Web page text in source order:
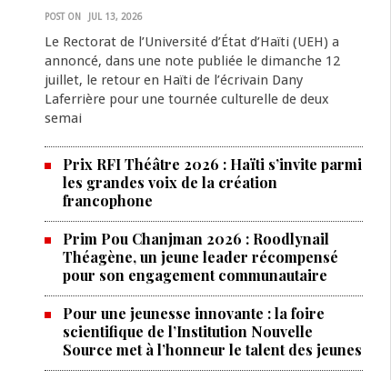
POST ON JUL 13, 2026
Le Rectorat de l’Université d’État d’Haïti (UEH) a
annoncé, dans une note publiée le dimanche 12
juillet, le retour en Haïti de l’écrivain Dany
Laferrière pour une tournée culturelle de deux
semai
Prix RFI Théâtre 2026 : Haïti s’invite parmi
les grandes voix de la création
francophone
Prim Pou Chanjman 2026 : Roodlynail
Théagène, un jeune leader récompensé
pour son engagement communautaire
Pour une jeunesse innovante : la foire
scientifique de l’Institution Nouvelle
Source met à l’honneur le talent des jeunes